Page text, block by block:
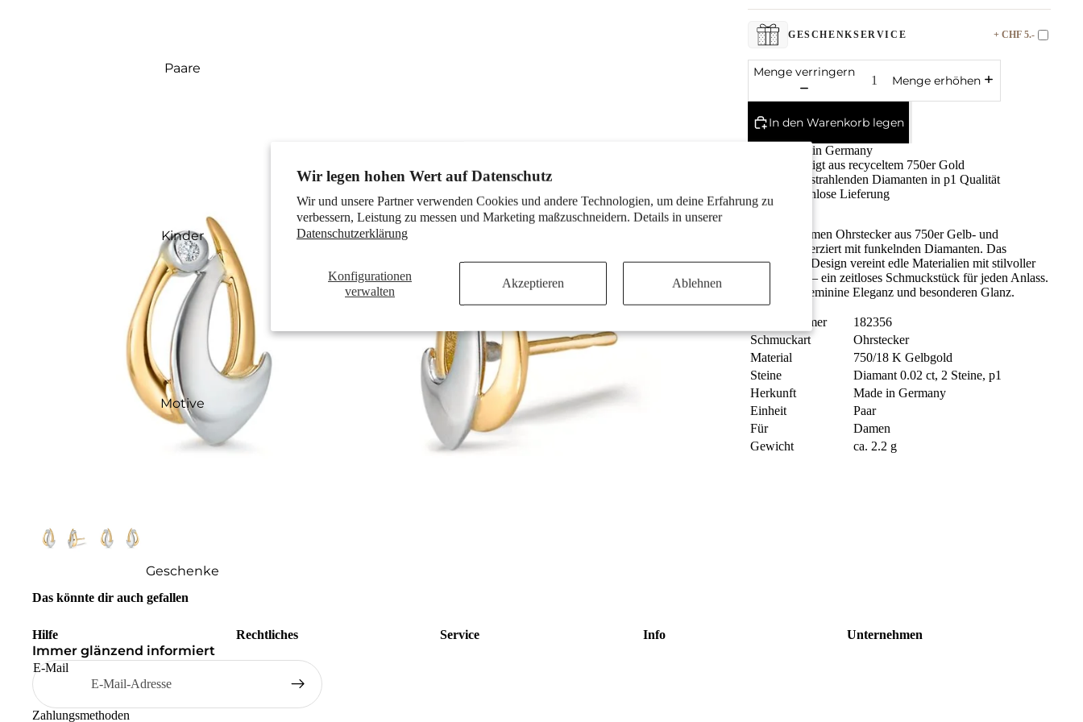
Wir legen hohen Wert auf Datenschutz
Wir und unsere Partner verwenden Cookies und andere Technologien, um deine Erfahrung zu
verbessern, Leistung zu messen und Marketing maßzuschneidern. Details in unserer
Datenschutzerklärung
Konfigurationen
verwalten
Akzeptieren Ablehnen
Paare
Kinder
Motive
Geschenke
GESCHENKSERVICE + CHF 5.-
Menge verringern
Menge erhöhen
In den Warenkorb legen
Made in Germany
Gefertigt aus recyceltem 750er Gold
Mit 2 strahlenden Diamanten in p1 Qualität
Kostenlose Lieferung
Elegante Damen Ohrstecker aus 750er Gelb- und
Weißgold, verziert mit funkelnden Diamanten. Das
zweifarbige Design vereint edle Materialien mit stilvoller
Leichtigkeit – ein zeitloses Schmuckstück für jeden Anlass.
Perfekt für feminine Eleganz und besonderen Glanz.
Bestellnummer
182356
Schmuckart
Ohrstecker
Material
750/18 K Gelbgold
Steine
Diamant 0.02 ct, 2 Steine, p1
Herkunft
Made in Germany
Einheit
Paar
Für
Damen
Gewicht
ca. 2.2 g
Das könnte dir auch gefallen
Hilfe Rechtliches Service Info Unternehmen
Immer glänzend informiert
E-Mail
Zahlungsmethoden